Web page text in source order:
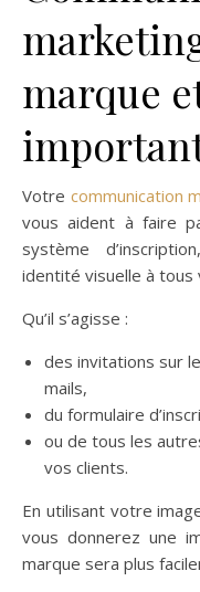
marque
Votre communication
vous aident à faire
système
identité visuelle à tous
Qu’il s’agisse :
des invitations sur
mails,
du formulaire
ou de tous les
vos clients.
En utilisant votre
vous donnerez une
marque sera plus